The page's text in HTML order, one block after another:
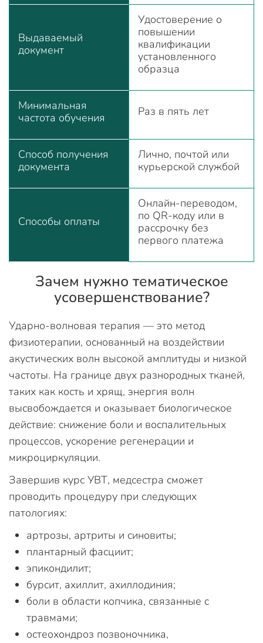
Выдаваемый
документ
Удостоверение о
повышении
квалификации
установленного
образца
Минимальная
частота обучения
Раз в пять лет
Способ получения
документа
Лично, почтой или
курьерской службой
Способы оплаты
Онлайн-переводом,
по QR-коду или в
рассрочку без
первого платежа
Зачем нужно тематическое
усовершенствование?
Ударно-волновая терапия — это метод
физиотерапии, основанный на воздействии
акустических волн высокой амплитуды и низкой
частоты. На границе двух разнородных тканей,
таких как кость и хрящ, энергия волн
высвобождается и оказывает биологическое
действие: снижение боли и воспалительных
процессов, ускорение регенерации и
микроциркуляции.
Завершив курс УВТ, медсестра сможет
проводить процедуру при следующих
патологиях:
артрозы, артриты и синовиты;
плантарный фасциит;
эпикондилит;
бурсит, ахиллит, ахиллодиния;
боли в области копчика, связанные с
травмами;
остеохондроз позвоночника,